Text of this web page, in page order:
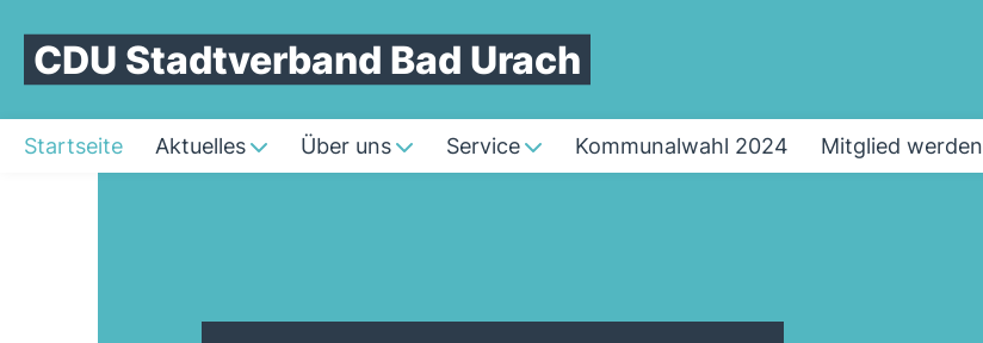
CDU Stadtverband Bad Urach
Startseite Aktuelles Über uns Service Kommunalwahl 2024 Mitglied werden